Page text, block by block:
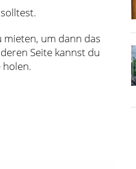
mieten, um dann das
Seite kannst du
holen.